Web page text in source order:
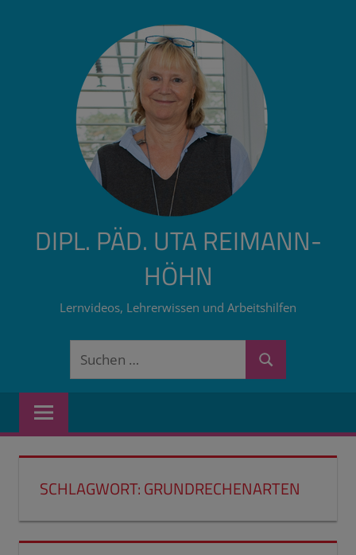
DIPL. PÄD. UTA REIMANN-
HÖHN
Lernvideos, Lehrerwissen und Arbeitshilfen
Suchen
Suchen
SCHLAGWORT:GRUNDRECHENARTEN